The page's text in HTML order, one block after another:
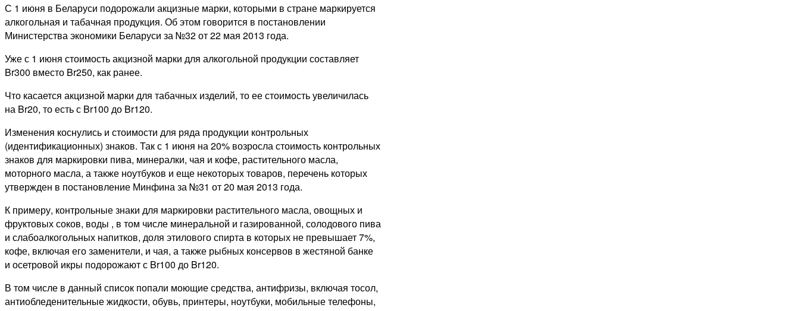
С 1 июня в Беларуси подорожали акцизные марки, которыми в стране маркируется
алкогольная и табачная продукция. Об этом говорится в постановлении
Министерства экономики Беларуси за №32 от 22 мая 2013 года.
Уже с 1 июня стоимость акцизной марки для алкогольной продукции составляет
Br300 вместо Br250, как ранее.
Что касается акцизной марки для табачных изделий, то ее стоимость увеличилась
на Br20, то есть с Br100 до Br120.
Изменения коснулись и стоимости для ряда продукции контрольных
(идентификационных) знаков. Так с 1 июня на 20% возросла стоимость контрольных
знаков для маркировки пива, минералки, чая и кофе, растительного масла,
моторного масла, а также ноутбуков и еще некоторых товаров, перечень которых
утвержден в постановление Минфина за №31 от 20 мая 2013 года.
К примеру, контрольные знаки для маркировки растительного масла, овощных и
фруктовых соков, воды , в том числе минеральной и газированной, солодового пива
и слабоалкогольных напитков, доля этилового спирта в которых не превышает 7%,
кофе, включая его заменители, и чая, а также рыбных консервов в жестяной банке
и осетровой икры подорожают с Br100 до Br120.
В том числе в данный список попали моющие средства, антифризы, включая тосол,
антиобледенительные жидкости, обувь, принтеры, ноутбуки, мобильные телефоны,